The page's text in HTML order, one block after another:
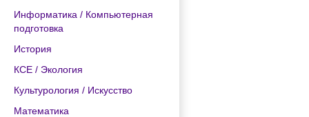
Информатика / Компьютерная
подготовка
История
КСЕ / Экология
Культурология / Искусство
Математика